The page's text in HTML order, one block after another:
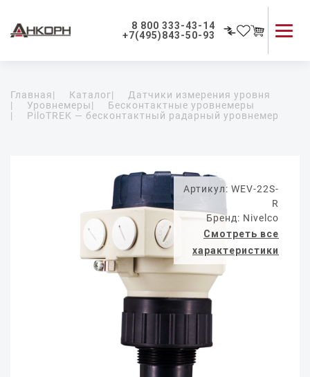
8 800 333-43-14
+7(495)843-50-93
Применение приборов
Как мы работаем
Главная| Каталог|
Датчики измерения уровня
|
Уровнемеры|
Бесконтактные уровнемеры
|
PiloTREK — бесконтактный радарный уровнемер
Артикул: WEV-22S-
R
Бренд: Nivelco
Смотреть все
характеристики